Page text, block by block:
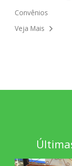
Convênios
Veja Mais